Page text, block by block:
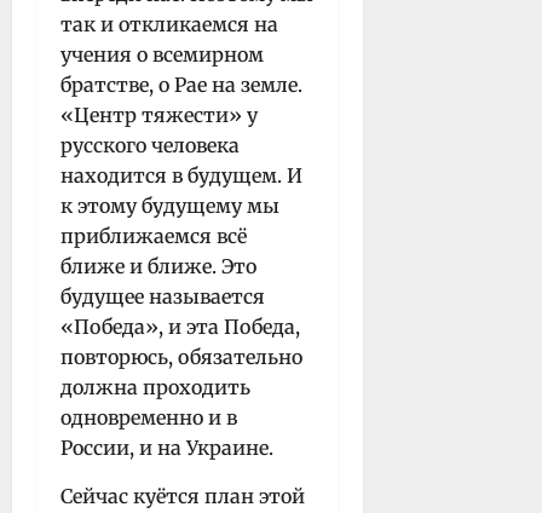
так и откликаемся на
учения о всемирном
братстве, о Рае на земле.
«Центр тяжести» у
русского человека
находится в будущем. И
к этому будущему мы
приближаемся всё
ближе и ближе. Это
будущее называется
«Победа», и эта Победа,
повторюсь, обязательно
должна проходить
одновременно и в
России, и на Украине.
Сейчас куётся план этой